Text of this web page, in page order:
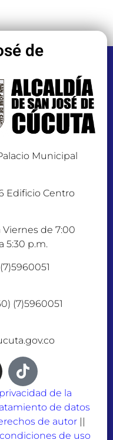
de
Municipal
Edificio Centro
Viernes de 7:00
5:30 p.m.
(7)5960051
(7)5960051
de la
de datos
de autor||
de uso